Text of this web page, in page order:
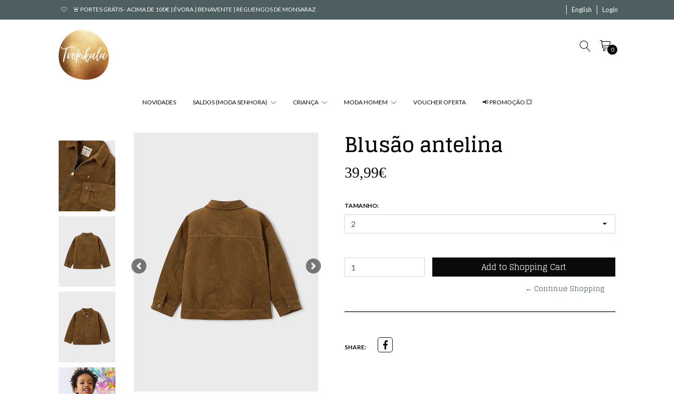
🚨 PORTES GRÁTIS - ACIMA DE 100€ | ÉVORA | BENAVENTE | REGUENGOS DE MONSARAZ English Login
0
NOVIDADES SALDOS (MODA SENHORA) CRIANÇA MODA HOMEM VOUCHER OFERTA 📢 PROMOÇÃO 💥
Previous Next
Blusão antelina
39,99€
TAMANHO:
← Continue Shopping
SHARE: